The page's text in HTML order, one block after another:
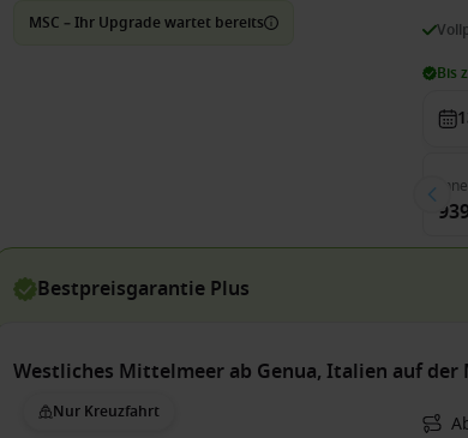
MSC – Ihr Upgrade wartet bereits
Bis
Bestpreisgarantie Plus
Westliches Mittelmeer ab Genua, Italien auf der
Nur Kreuzfahrt